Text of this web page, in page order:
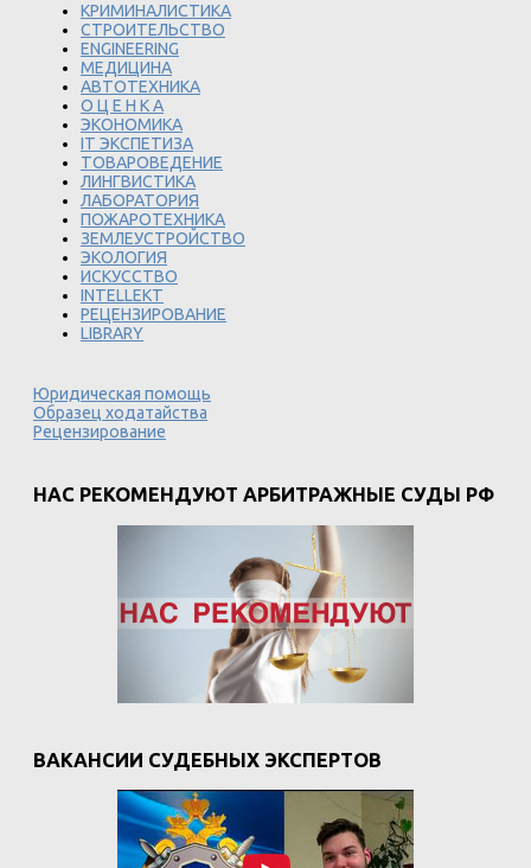
КРИМИНАЛИСТИКА
СТРОИТЕЛЬСТВО
ENGINEERING
МЕДИЦИНА
АВТОТЕХНИКА
О Ц Е Н К А
ЭКОНОМИКА
IT ЭКСПЕТИЗА
ТОВАРОВЕДЕНИЕ
ЛИНГВИСТИКА
ЛАБОРАТОРИЯ
ПОЖАРОТЕХНИКА
ЗЕМЛЕУСТРОЙСТВО
ЭКОЛОГИЯ
ИСКУССТВО
INTELLEKT
РЕЦЕНЗИРОВАНИЕ
LIBRARY
Юридическая помощь
Образец ходатайства
Рецензирование
НАС РЕКОМЕНДУЮТ АРБИТРАЖНЫЕ СУДЫ РФ
ВАКАНСИИ СУДЕБНЫХ ЭКСПЕРТОВ